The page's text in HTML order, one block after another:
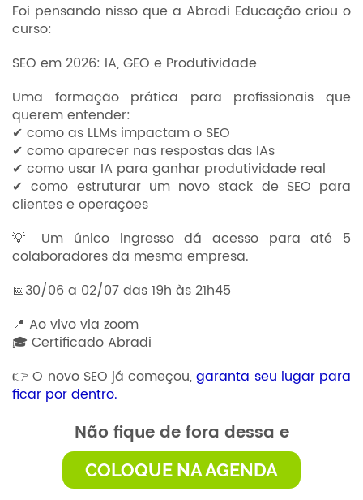
Foi pensando nisso que a Abradi Educação criou o
curso:
SEO em 2026: IA, GEO e Produtividade
Uma formação prática para profissionais que
querem entender:
✔ como as LLMs impactam o SEO
✔ como aparecer nas respostas das IAs
✔ como usar IA para ganhar produtividade real
✔ como estruturar um novo stack de SEO para
clientes e operações
💡 Um único ingresso dá acesso para até 5
colaboradores da mesma empresa.
📅30/06 a 02/07 das 19h às 21h45
📍 Ao vivo via zoom
🎓 Certificado Abradi
👉 O novo SEO já começou,garanta seu lugar para
ficar por dentro.
Não fique de fora dessa e
COLOQUE NA AGENDA